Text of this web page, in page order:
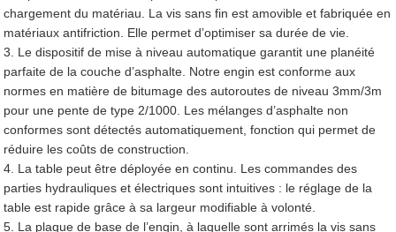
chargement du matériau. La vis sans fin est amovible et fabriquée en
matériaux antifriction. Elle permet d’optimiser sa durée de vie.
3. Le dispositif de mise à niveau automatique garantit une planéité
parfaite de la couche d’asphalte. Notre engin est conforme aux
normes en matière de bitumage des autoroutes de niveau 3mm/3m
pour une pente de type 2/1000. Les mélanges d’asphalte non
conformes sont détectés automatiquement, fonction qui permet de
réduire les coûts de construction.
4. La table peut être déployée en continu. Les commandes des
parties hydrauliques et électriques sont intuitives : le réglage de la
table est rapide grâce à sa largeur modifiable à volonté.
5. La plaque de base de l’engin, à laquelle sont arrimés la vis sans